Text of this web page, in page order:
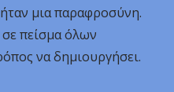
μια παραφροσύνη.
πείσμα όλων
να δημιουργήσει.